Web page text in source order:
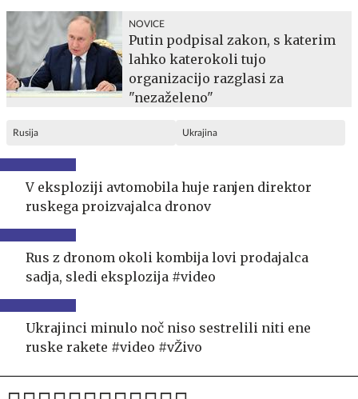
NOVICE
Putin podpisal zakon, s katerim
lahko katerokoli tujo
organizacijo razglasi za
"nezaželeno"
Rusija Ukrajina
V eksploziji avtomobila huje ranjen direktor
ruskega proizvajalca dronov
Rus z dronom okoli kombija lovi prodajalca
sadja, sledi eksplozija #video
Ukrajinci minulo noč niso sestrelili niti ene
ruske rakete #video #vŽivo